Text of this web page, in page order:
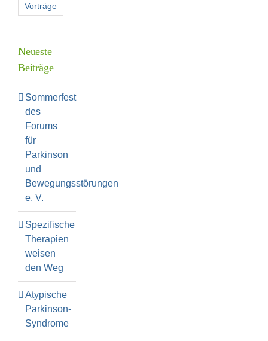
Vorträge
Neueste
Beiträge
Sommerfest
des
Forums
für
Parkinson
und
Bewegungsstörungen
e. V.
Spezifische
Therapien
weisen
den Weg
Atypische
Parkinson-
Syndrome